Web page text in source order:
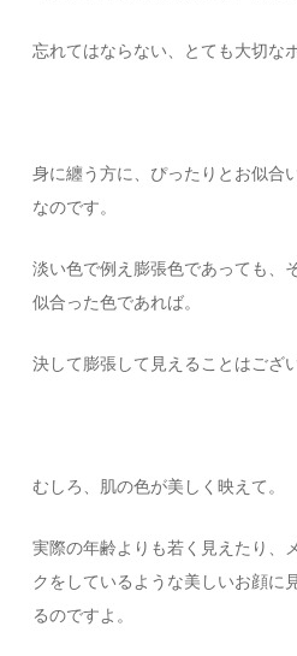
忘れてはならない、とても大切な
身に纏う方に、ぴったりとお似合
なのです。
淡い色で例え膨張色であっても、
似合った色であれば。
決して膨張して見えることはござ
むしろ、肌の色が美しく映えて。
実際の年齢よりも若く見えたり、
クをしているような美しいお顔に
るのですよ。